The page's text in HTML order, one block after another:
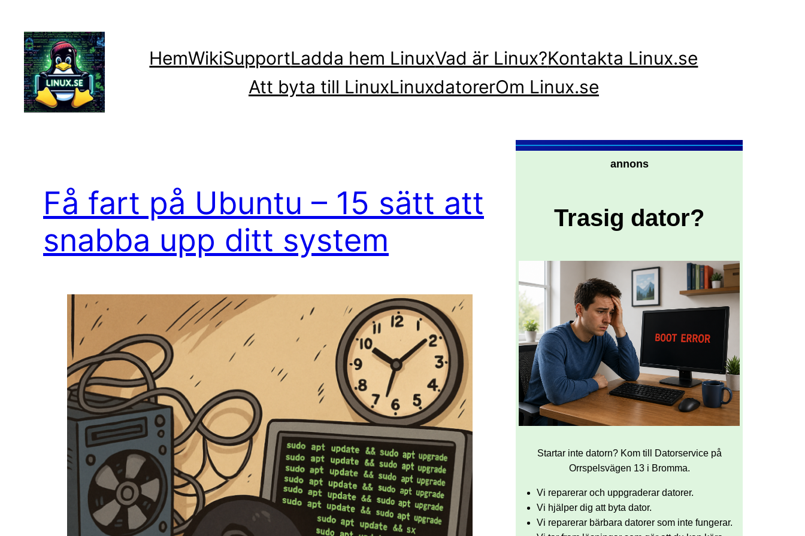
innehåll
HemWikiSupportLadda hem LinuxVad är Linux?Kontakta Linux.se
Att byta till LinuxLinuxdatorerOm Linux.se
Få fart på Ubuntu – 15 sätt att
snabba upp ditt system
annons
Trasig dator?
Startar inte datorn? Kom till Datorservice på
Orrspelsvägen 13 i Bromma.
Vi reparerar och uppgraderar datorer.
Vi hjälper dig att byta dator.
Vi reparerar bärbara datorer som inte fungerar.